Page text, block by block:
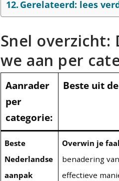
Gerelateerd: lees
Snel overzicht:
we aan per
Aanrader
per
categorie:
Beste uit
Beste
Nederlandse
aanpak
Overwin je
benadering
effectieve